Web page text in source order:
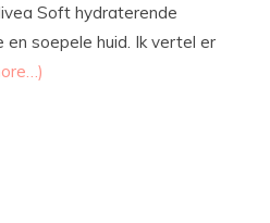
Soft hydraterende
soepele huid. Ik vertel er